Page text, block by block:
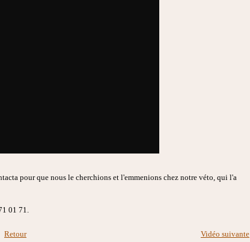
pour que nous le cherchions et l'emmenions chez notre véto, qui l'a
01 71.
Retour Vidéo suivante